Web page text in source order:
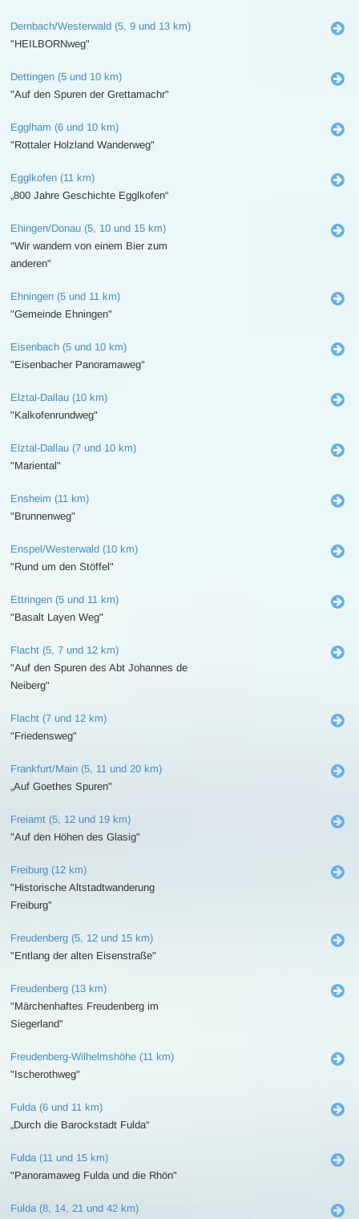
Dernbach/Westerwald (5, 9 und 13 km)
"HEILBORNweg"
Dettingen (5 und 10 km)
"Auf den Spuren der Grettamachr"
Egglham (6 und 10 km)
"Rottaler Holzland Wanderweg"
Egglkofen (11 km)
„800 Jahre Geschichte Egglkofen“
Ehingen/Donau (5, 10 und 15 km)
"Wir wandern von einem Bier zum
anderen"
Ehningen (5 und 11 km)
"Gemeinde Ehningen"
Eisenbach (5 und 10 km)
"Eisenbacher Panoramaweg"
Elztal-Dallau (10 km)
"Kalkofenrundweg"
Elztal-Dallau (7 und 10 km)
"Mariental"
Ensheim (11 km)
"Brunnenweg"
Enspel/Westerwald (10 km)
"Rund um den Stöffel"
Ettringen (5 und 11 km)
"Basalt Layen Weg"
Flacht (5, 7 und 12 km)
"Auf den Spuren des Abt Johannes de
Neiberg"
Flacht (7 und 12 km)
"Friedensweg"
Frankfurt/Main (5, 11 und 20 km)
„Auf Goethes Spuren"
Freiamt (5, 12 und 19 km)
"Auf den Höhen des Glasig"
Freiburg (12 km)
"Historische Altstadtwanderung
Freiburg"
Freudenberg (5, 12 und 15 km)
"Entlang der alten Eisenstraße"
Freudenberg (13 km)
"Märchenhaftes Freudenberg im
Siegerland"
Freudenberg-Wilhelmshöhe (11 km)
"Ischerothweg"
Fulda (6 und 11 km)
„Durch die Barockstadt Fulda“
Fulda (11 und 15 km)
"Panoramaweg Fulda und die Rhön"
Fulda (8, 14, 21 und 42 km)